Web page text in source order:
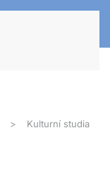
Kulturní studia